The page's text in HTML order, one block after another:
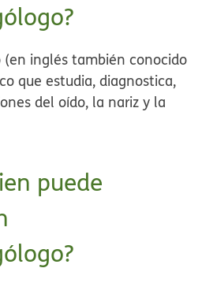
inglés también conocido
que estudia, diagnostica,
del oído, la nariz y la
puede